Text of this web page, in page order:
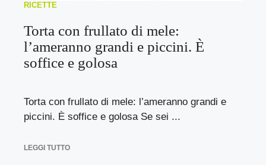
RICETTE
Torta con frullato di mele:
l’ameranno grandi e piccini. È
soffice e golosa
Torta con frullato di mele: l’ameranno grandi e
piccini. È soffice e golosa Se sei ...
LEGGI TUTTO